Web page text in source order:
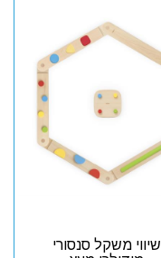
שיווי משקל סנסורי